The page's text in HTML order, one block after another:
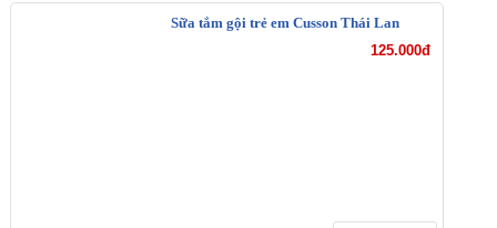
Sữa tắm gội trẻ em Cusson Thái Lan
125.000đ